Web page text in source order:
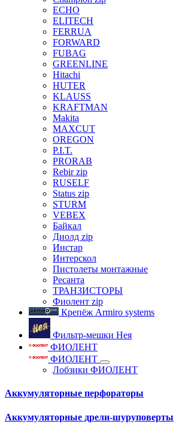
ECHO
ELITECH
FERRUA
FORWARD
FUBAG
GREENLINE
Hitachi
HUTER
KLAUSS
KRAFTMAN
Makita
MAXCUT
OREGON
P.I.T.
PRORAB
Rebir zip
RUSELF
Status zip
STURM
VEBEX
Байкал
Диолд zip
Инстар
Интерскол
Пистолеты монтажные
Ресанта
ТРАНЗИСТОРЫ
Фиолент zip
Крепёж Armiro systems
Фильтр-мешки Нея
ФИОЛЕНТ
ФИОЛЕНТ
Лобзики ФИОЛЕНТ
Аккумуляторные перфораторы
Аккумуляторные дрели-шуруповерты